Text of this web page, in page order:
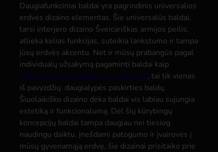
Daugiafunkciniai baldai yra pagrindinis universalios
erdvės dizaino elementas. Šie universalūs baldai,
tarsi interjero dizaino Šveicariškas armijos peilis,
atlieka kelias funkcijas, suteikia lankstumo ir tampa
jūsų erdvės akcentu. Net ir mūsų prabangūs pagal
individualų užsakymą pagaminti baldai kaip
Weydon Hill miegamojo komplektas, tai tik vienas
iš pavyzdžių daugialypės paskirties baldų.
Šiuolaikiško dizaino dėka baldai vis labiau sujungia
estetiką ir funkcionalumą. Dėl šių kūrybingų
koncepcijų baldai tampa daugiau nei tiesiog
naudingu daiktu. Įnešdami patogumo ir įvairovės į
mūsų gyvenamąją erdvę, šie dizainai prisitaiko prie